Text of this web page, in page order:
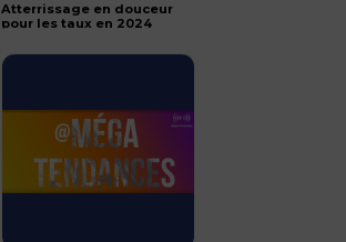
Atterrissage en douceur
pour les taux en 2024